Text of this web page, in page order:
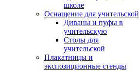
школе
Оснащение для учительской
Диваны и пуфы в
учительскую
Столы для
учительской
Плакатницы и
экспозиционные стенды